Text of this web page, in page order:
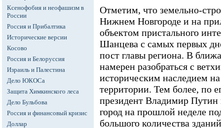
Ксенофобия и неофашизм в
России
Россия и Прибалтика
Исторические версии
Косово
Россия и Белоруссия
Израиль и Палестина
Дело ЮКОСа
Защита Химкинского леса
Дело Бульбова
Россия и финансовый кризис
Доллар
Отметим, что земельно-
Нижнем Новгороде и на
объектом пристального
Шанцева с самых первых
пост главы региона. В
намерен разобраться с
историческим наследием
территории. Тем более, по
президент Владимир Путин
город на прошлой неделе
большого количества